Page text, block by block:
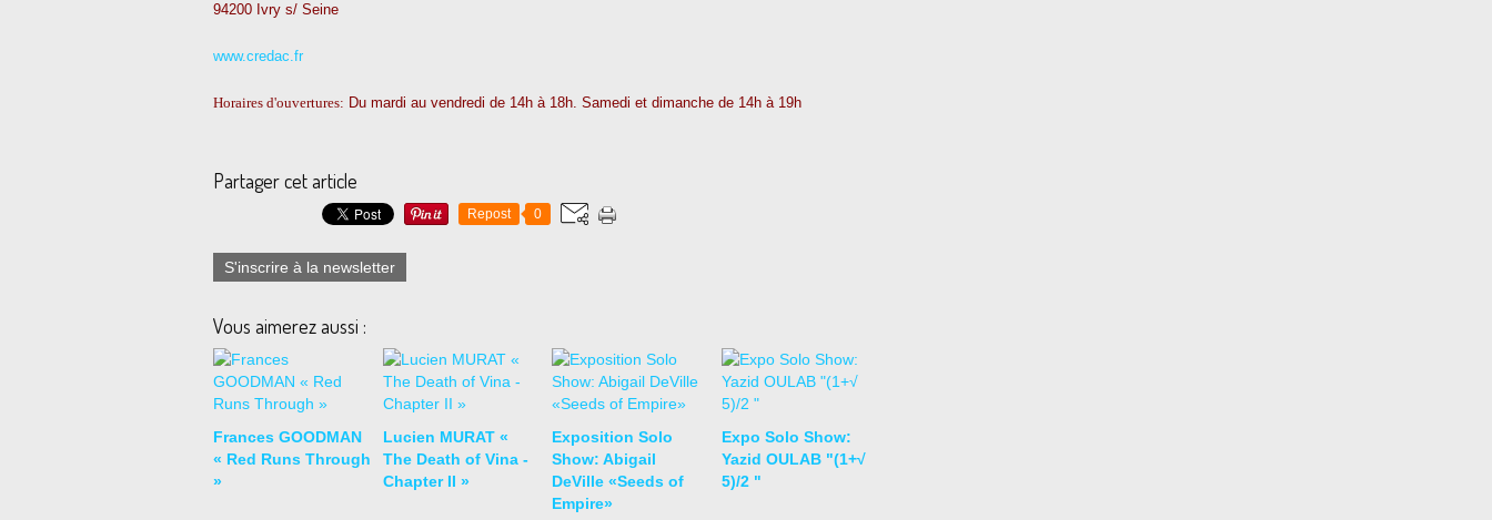
94200 Ivry s/ Seine
www.credac.fr
Horaires d'ouvertures: Du mardi au vendredi de 14h à 18h. Samedi et dimanche de 14h à 19h
Partager cet article
Repost 0
S'inscrire à la newsletter
Vous aimerez aussi :
Frances GOODMAN
« Red Runs Through
»
Lucien MURAT «
The Death of Vina -
Chapter II »
Exposition Solo
Show: Abigail
DeVille «Seeds of
Empire»
Expo Solo Show:
Yazid OULAB "(1+√
5)/2 "